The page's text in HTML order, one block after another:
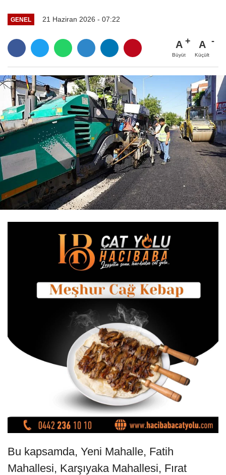
GENEL 21 Haziran 2026 - 07:22
A
Büyüt
A
Küçült
Bu kapsamda, Yeni Mahalle, Fatih
Mahallesi, Karşıyaka Mahallesi, Fırat